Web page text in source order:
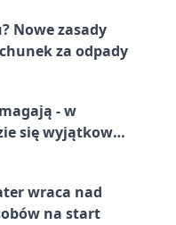
Nowe zasady
za odpady
- w
się wyjątkowa
wraca nad
na start